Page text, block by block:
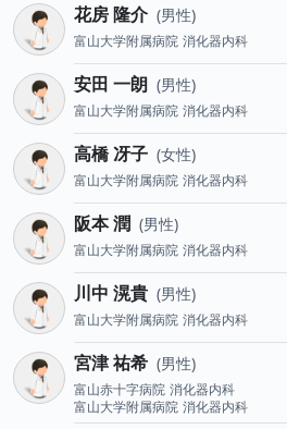
花房 隆介 男性
富山大学附属病院 消化器内科
安田 一朗 男性
富山大学附属病院 消化器内科
高橋 冴子 女性
富山大学附属病院 消化器内科
阪本 潤 男性
富山大学附属病院 消化器内科
川中 滉貴 男性
富山大学附属病院 消化器内科
宮津 祐希 男性
富山赤十字病院 消化器内科
富山大学附属病院 消化器内科